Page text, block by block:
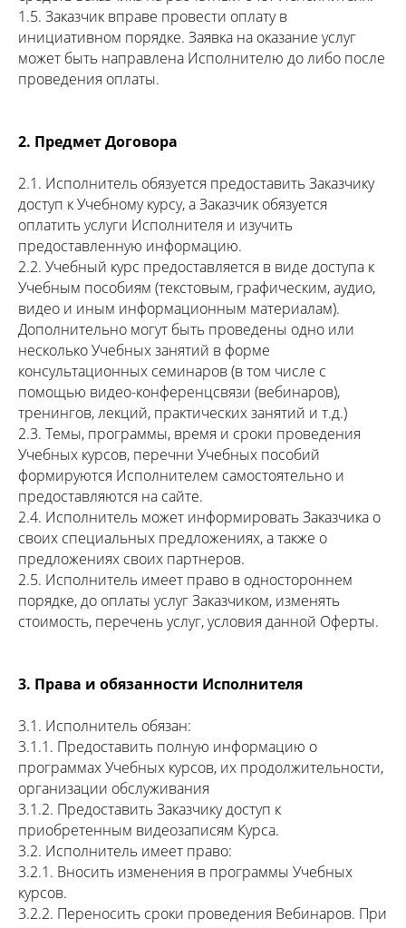
1.5. Заказчик вправе провести оплату в
инициативном порядке. Заявка на оказание услуг
может быть направлена Исполнителю до либо после
проведения оплаты.
2. Предмет Договора
2.1. Исполнитель обязуется предоставить Заказчику
доступ к Учебному курсу, а Заказчик обязуется
оплатить услуги Исполнителя и изучить
предоставленную информацию.
2.2. Учебный курс предоставляется в виде доступа к
Учебным пособиям (текстовым, графическим, аудио,
видео и иным информационным материалам).
Дополнительно могут быть проведены одно или
несколько Учебных занятий в форме
консультационных семинаров (в том числе с
помощью видео-конференцсвязи (вебинаров),
тренингов, лекций, практических занятий и т.д.)
2.3. Темы, программы, время и сроки проведения
Учебных курсов, перечни Учебных пособий
формируются Исполнителем самостоятельно и
предоставляются на сайте.
2.4. Исполнитель может информировать Заказчика о
своих специальных предложениях, а также о
предложениях своих партнеров.
2.5. Исполнитель имеет право в одностороннем
порядке, до оплаты услуг Заказчиком, изменять
стоимость, перечень услуг, условия данной Оферты.
3. Права и обязанности Исполнителя
3.1. Исполнитель обязан:
3.1.1. Предоставить полную информацию о
программах Учебных курсов, их продолжительности,
организации обслуживания
3.1.2. Предоставить Заказчику доступ к
приобретенным видеозаписям Курса.
3.2. Исполнитель имеет право:
3.2.1. Вносить изменения в программы Учебных
курсов.
3.2.2. Переносить сроки проведения Вебинаров. При